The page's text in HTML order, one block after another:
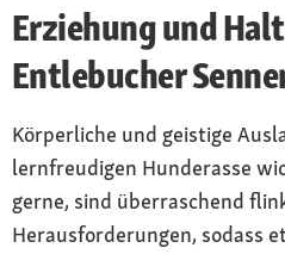
Erziehung und
Entlebucher
Körperliche und geistige
lernfreudigen Hunderasse
gerne, sind überraschend
Herausforderungen, sodass